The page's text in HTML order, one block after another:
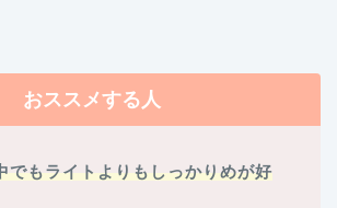
おススメする人
でもライトよりもしっかりめが好